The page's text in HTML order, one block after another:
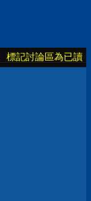
標記討論區為已讀